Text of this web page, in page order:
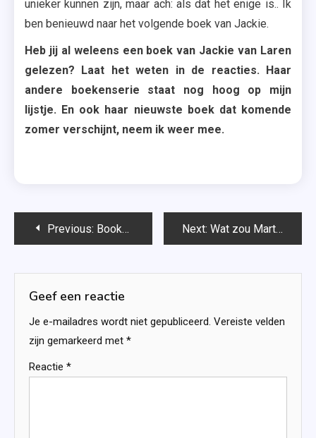
unieker kunnen zijn, maar ach: als dat het enige is.. Ik
ben benieuwd naar het volgende boek van Jackie.
Heb jij al weleens een boek van Jackie van Laren
gelezen? Laat het weten in de reacties. Haar
andere boekenserie staat nog hoog op mijn
lijstje. En ook haar nieuwste boek dat komende
zomer verschijnt, neem ik weer mee.
Bericht
Previous: Bookhaul maart 2019 Next: Wat zou Martin doen? – Nic Stone
Geef een reactie
Je e-mailadres wordt niet gepubliceerd. Vereiste velden
zijn gemarkeerd met *
Reactie *